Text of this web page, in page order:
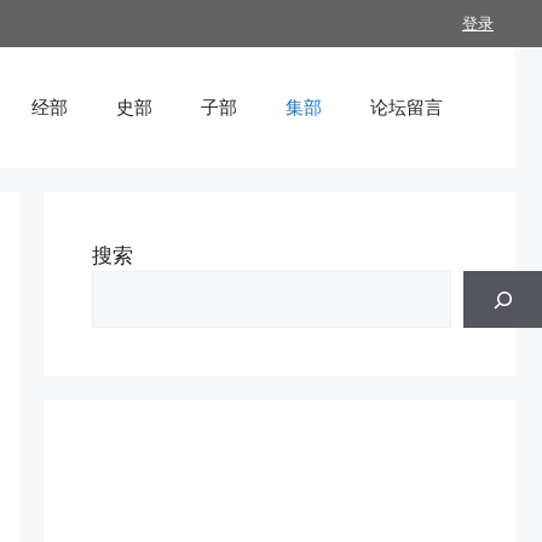
登录
经部 史部 子部 集部 论坛留言
搜索